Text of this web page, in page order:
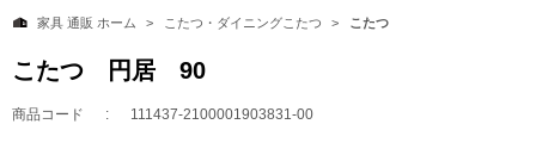
家具 通販 ホーム こたつ・ダイニングこたつ こたつ
こたつ 円居 90
商品コード 111437-2100001903831-00